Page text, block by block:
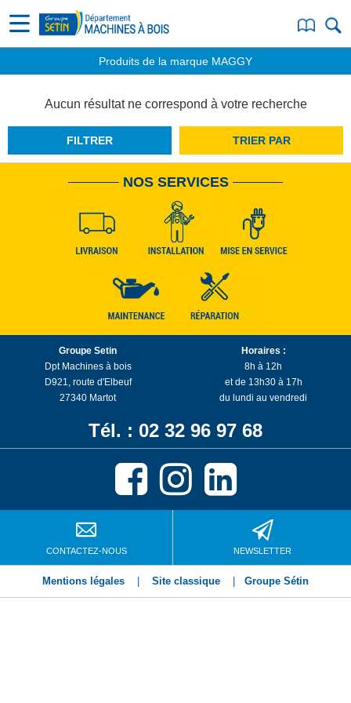
Produits de la marque MAGGY
Aucun résultat ne correspond à votre recherche
FILTRER TRIER PAR
NOS SERVICES
Groupe Setin
Dpt Machines à bois
D921, route d'Elbeuf
27340 Martot
Horaires :
8h à 12h
et de 13h30 à 17h
du lundi au vendredi
Tél. : 02 32 96 97 68
CONTACTEZ-NOUS NEWSLETTER
Mentions légales Site classique Groupe Sétin